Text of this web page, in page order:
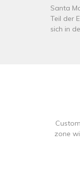
Santa
Teil der
sich in
zone